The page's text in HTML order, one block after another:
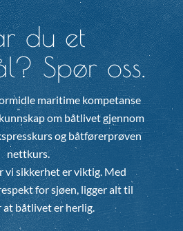
du et
Spør oss.
maritime kompetanse
om båtlivet gjennom
og båtførerprøven
nettkurs.
vi sikkerhet er viktig. Med
for sjøen, ligger alt til
båtlivet er herlig.